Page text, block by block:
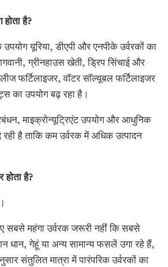
होता है?
यूरिया, डीएपी और एनपीके उर्वरकों का
ग्रीनहाउस खेती, ड्रिप सिंचाई और
फर्टिलाइजर, वॉटर सॉल्यूबल फर्टिलाइजर
का उपयोग बढ़ रहा है।
माइक्रोन्यूट्रिएंट उपयोग और आधुनिक
रही है ताकि कम उर्वरक में अधिक उत्पादन
होता है?
महंगा उर्वरक जरूरी नहीं कि सबसे
धान, गेहूं या अन्य सामान्य फसलें उगा रहे हैं,
संतुलित मात्रा में पारंपरिक उर्वरकों का